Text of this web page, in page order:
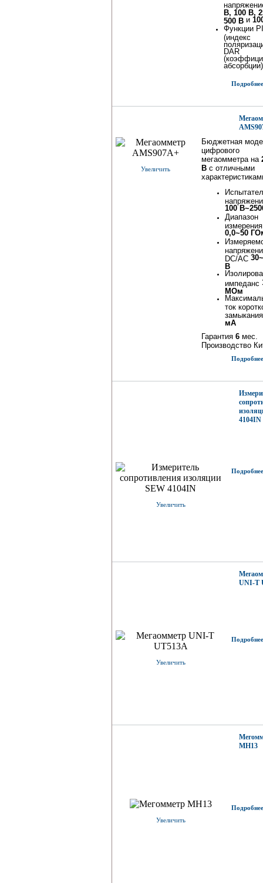
В, 100 В,
500 В и
Функции PI
(индекс
DAR
абсорбции)
Увеличить
Бюджетная
цифрового
мегаомметра на
В с отличными
100
Диапазон
измерения
0,0~50
DC/AC
В
импеданс
МОм
ток
мА
Гарантия 6 мес.
Производство
4104IN
Увеличить
UNI-T
Увеличить
MH13
Увеличить